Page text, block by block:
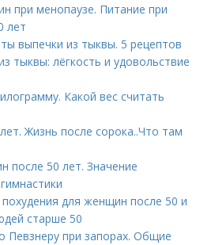
при менопаузе. Питание при
лет
выпечки из тыквы. 5 рецептов
тыквы: лёгкость и удовольствие
Какой вес считать
Жизнь после сорока..Что там
после 50 лет. Значение
для женщин после 50 и
старше 50
Певзнеру при запорах. Общие